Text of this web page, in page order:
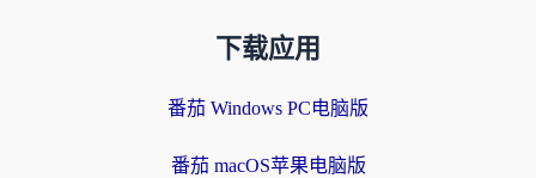
下载应用
番茄 Windows PC电脑版
番茄 macOS苹果电脑版